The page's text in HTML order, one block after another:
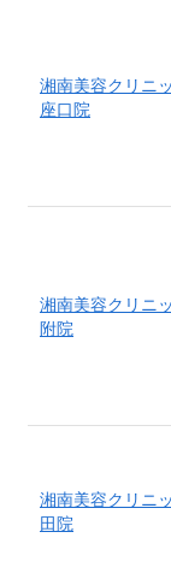
湘南美容クリニ
座口院
湘南美容クリニ
附院
湘南美容クリニ
田院